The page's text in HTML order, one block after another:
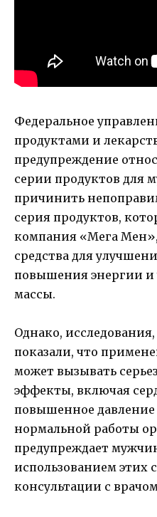
Федеральное
продуктами и
предупреждение
серии продуктов для
причинить
серия продуктов,
компания «Мега Мен»,
средства для
повышения энергии
массы.
Однако,
показали, что
может вызывать
эффекты, включая
повышенное
нормальной работы
предупреждает
использованием этих
консультации с